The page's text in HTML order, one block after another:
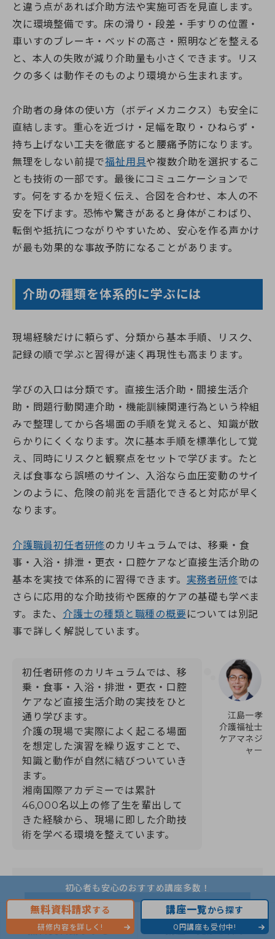
無料資料請求する 講座一覧から探す
初心者も安心のおすすめ講座多数！
無料資料請求する
研修内容を詳しく!
講座一覧から探す
0円講座も受付中!
と違う点があれば介助方法や実施可否を見直します。
次に環境整備です。床の滑り・段差・手すりの位置・
車いすのブレーキ・ベッドの高さ・照明などを整える
と、本人の失敗が減り介助量も小さくできます。リス
クの多くは動作そのものより環境から生まれます。
介助者の身体の使い方（ボディメカニクス）も安全に
直結します。重心を近づけ・足幅を取り・ひねらず・
持ち上げない工夫を徹底すると腰痛予防になります。
無理をしない前提で福祉用具や複数介助を選択するこ
とも技術の一部です。最後にコミュニケーションで
す。何をするかを短く伝え、合図を合わせ、本人の不
安を下げます。恐怖や驚きがあると身体がこわばり、
転倒や抵抗につながりやすいため、安心を作る声かけ
が最も効果的な事故予防になることがあります。
介助の種類を体系的に学ぶには
現場経験だけに頼らず、分類から基本手順、リスク、
記録の順で学ぶと習得が速く再現性も高まります。
学びの入口は分類です。直接生活介助・間接生活介
助・問題行動関連介助・機能訓練関連行為という枠組
みで整理してから各場面の手順を覚えると、知識が散
らかりにくくなります。次に基本手順を標準化して覚
え、同時にリスクと観察点をセットで学びます。たと
えば食事なら誤嚥のサイン、入浴なら血圧変動のサイ
ンのように、危険の前兆を言語化できると対応が早く
なります。
介護職員初任者研修のカリキュラムでは、移乗・食
事・入浴・排泄・更衣・口腔ケアなど直接生活介助の
基本を実技で体系的に習得できます。 実務者研修では
さらに応用的な介助技術や医療的ケアの基礎も学べま
す。また、 介護士の種類と職種の概要については別記
事で詳しく解説しています。
江島一孝
介護福祉士
ケアマネジ
ャー
初任者研修のカリキュラムでは、移
乗・食事・入浴・排泄・更衣・口腔
ケアなど直接生活介助の実技をひと
通り学びます。
介護の現場で実際によく起こる場面
を想定した演習を繰り返すことで、
知識と動作が自然に結びついていき
ます。
湘南国際アカデミーでは累計
46,000名以上の修了生を輩出して
きた経験から、現場に即した介助技
術を学べる環境を整えています。
実務者研修の詳細はこちら